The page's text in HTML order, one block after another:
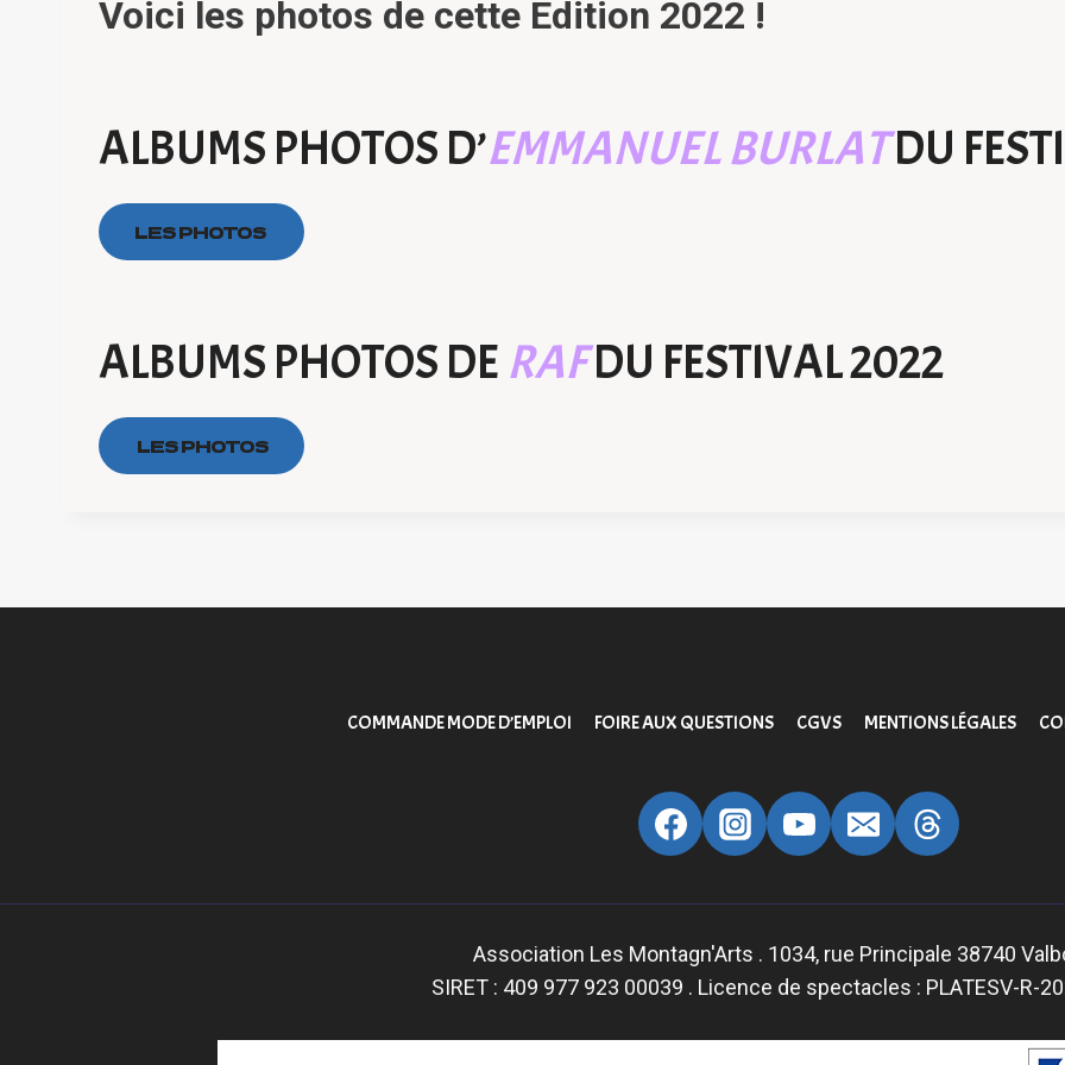
Voici les photos de cette Edition 2022 !
ALBUMS PHOTOS D’EMMANUEL BURLATDU
LES PHOTOS
ALBUMS PHOTOS DE RAFDU FESTIVAL 2022
LES PHOTOS
COMMANDE MODE D’EMPLOI FOIRE AUX QUESTIONS CGVS MENTIONS LÉGALES
Association Les Montagn'Arts . 1034, rue Principale 38740
SIRET : 409 977 923 00039 . Licence de spectacles : PLATESV-R-